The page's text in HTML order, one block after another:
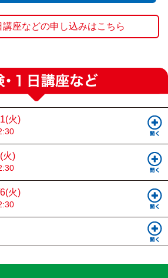
講座などの申し込みはこちら
火)
火)
火)